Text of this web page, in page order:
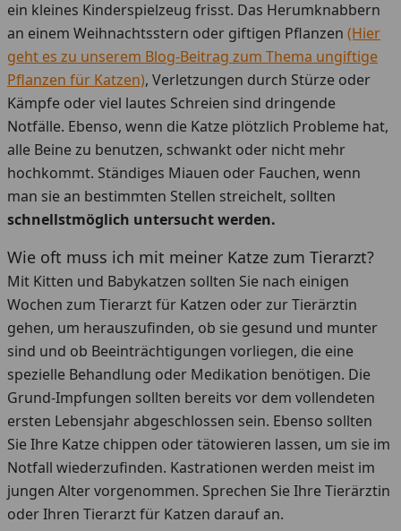
ein kleines Kinderspielzeug frisst. Das Herumknabbern
an einem Weihnachtsstern oder giftigen Pflanzen (Hier
geht es zu unserem Blog-Beitrag zum Thema ungiftige
Pflanzen für Katzen), Verletzungen durch Stürze oder
Kämpfe oder viel lautes Schreien sind dringende
Notfälle. Ebenso, wenn die Katze plötzlich Probleme hat,
alle Beine zu benutzen, schwankt oder nicht mehr
hochkommt. Ständiges Miauen oder Fauchen, wenn
man sie an bestimmten Stellen streichelt, sollten
schnellstmöglich untersucht werden.
Wie oft muss ich mit meiner Katze zum Tierarzt?
Mit Kitten und Babykatzen sollten Sie nach einigen
Wochen zum Tierarzt für Katzen oder zur Tierärztin
gehen, um herauszufinden, ob sie gesund und munter
sind und ob Beeinträchtigungen vorliegen, die eine
spezielle Behandlung oder Medikation benötigen. Die
Grund-Impfungen sollten bereits vor dem vollendeten
ersten Lebensjahr abgeschlossen sein. Ebenso sollten
Sie Ihre Katze chippen oder tätowieren lassen, um sie im
Notfall wiederzufinden. Kastrationen werden meist im
jungen Alter vorgenommen. Sprechen Sie Ihre Tierärztin
oder Ihren Tierarzt für Katzen darauf an.